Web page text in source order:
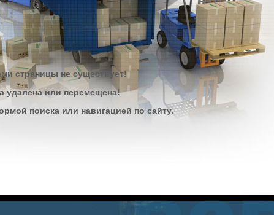
страницы не существует!
удалена или перемещена!
поиска или навигацией по сайту.